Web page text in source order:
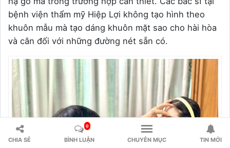
bệnh viện thẩm mỹ Hiệp Lợi không tạo hình theo
khuôn mẫu mà tạo dáng khuôn mặt sao cho hài hòa
và cân đối với những đường nét sẵn có.
CHIA SẺ
0
BÌNH LUẬN CHUYÊN MỤC TIN MỚI